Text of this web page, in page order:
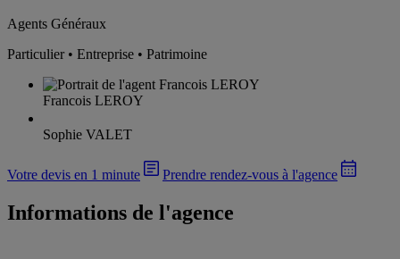
Agents Généraux
Particulier • Entreprise • Patrimoine
Francois LEROY
Sophie VALET
Votre devis en 1 minute Prendre rendez-vous à l'agence
Informations de l'agence